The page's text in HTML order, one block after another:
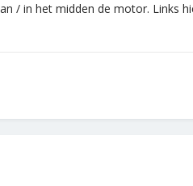
/ in het midden de motor. Links